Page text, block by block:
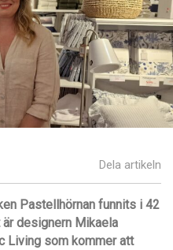
Dela artikeln
Pastellhörnan funnits i 42
designern Mikaela
Living som kommer att